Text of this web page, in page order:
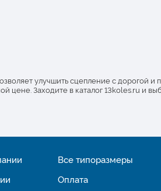
улучшить сцепление с дорогой и
Заходите в каталог 13koles.ru и
Все типоразмеры
Оплата